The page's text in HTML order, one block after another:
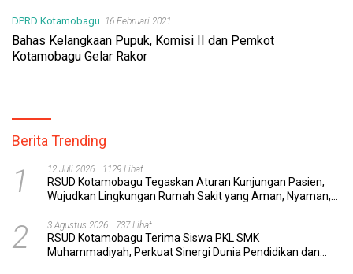
DPRD Kotamobagu 16 Februari 2021
Bahas Kelangkaan Pupuk, Komisi II dan Pemkot
Kotamobagu Gelar Rakor
Berita Trending
1 12 Juli 2026 1129 Lihat
RSUD Kotamobagu Tegaskan Aturan Kunjungan Pasien,
Wujudkan Lingkungan Rumah Sakit yang Aman, Nyaman,
2 3 Agustus 2026 737 Lihat
RSUD Kotamobagu Terima Siswa PKL SMK
Muhammadiyah, Perkuat Sinergi Dunia Pendidikan dan